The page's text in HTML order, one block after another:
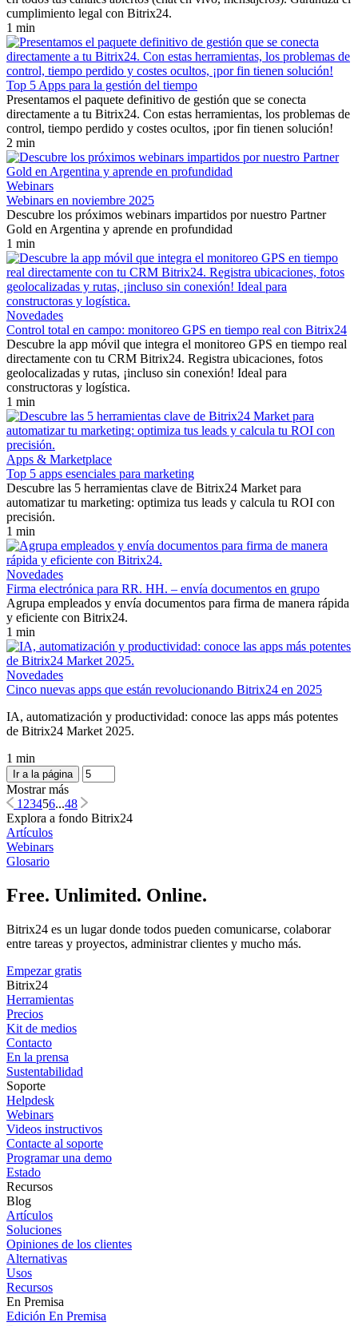
cumplimiento legal con Bitrix24.
1 min
Top 5 Apps para la gestión del tiempo
Presentamos el paquete definitivo de gestión que se conecta
directamente a tu Bitrix24. Con estas herramientas, los problemas de
control, tiempo perdido y costes ocultos, ¡por fin tienen solución!
2 min
Webinars
Webinars en noviembre 2025
Descubre los próximos webinars impartidos por nuestro Partner
Gold en Argentina y aprende en profundidad
1 min
Novedades
Control total en campo: monitoreo GPS en tiempo real con Bitrix24
Descubre la app móvil que integra el monitoreo GPS en tiempo real
directamente con tu CRM Bitrix24. Registra ubicaciones, fotos
geolocalizadas y rutas, ¡incluso sin conexión! Ideal para
constructoras y logística.
1 min
Apps & Marketplace
Top 5 apps esenciales para marketing
Descubre las 5 herramientas clave de Bitrix24 Market para
automatizar tu marketing: optimiza tus leads y calcula tu ROI con
precisión.
1 min
Novedades
Firma electrónica para RR. HH. – envía documentos en grupo
Agrupa empleados y envía documentos para firma de manera rápida
y eficiente con Bitrix24.
1 min
Novedades
Cinco nuevas apps que están revolucionando Bitrix24 en 2025
IA, automatización y productividad: conoce las apps más potentes
de Bitrix24 Market 2025.
1 min
Ir a la página
Mostrar más
1 23456...48
Explora a fondo Bitrix24
Artículos
Webinars
Glosario
Free. Unlimited. Online.
Bitrix24 es un lugar donde todos pueden comunicarse, colaborar
entre tareas y proyectos, administrar clientes y mucho más.
Empezar gratis
Bitrix24
Herramientas
Precios
Kit de medios
Contacto
En la prensa
Sustentabilidad
Soporte
Helpdesk
Webinars
Videos instructivos
Contacte al soporte
Programar una demo
Estado
Recursos
Blog
Artículos
Soluciones
Opiniones de los clientes
Alternativas
Usos
Recursos
En Premisa
Edición En Premisa